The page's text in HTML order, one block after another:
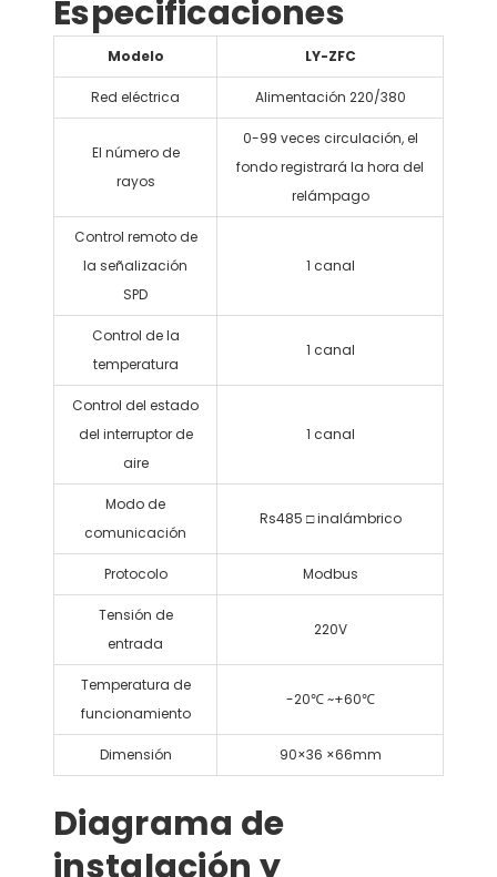
Especificaciones
Modelo LY-ZFC
Red eléctrica Alimentación 220/380
El número de
rayos
0-99 veces circulación, el
fondo registrará la hora del
relámpago
Control remoto de
la señalización
SPD
1 canal
Control de la
temperatura
1 canal
Control del estado
del interruptor de
aire
1 canal
Modo de
comunicación
Rs485 □ inalámbrico
Protocolo Modbus
Tensión de
entrada
220V
Temperatura de
funcionamiento
-20℃ ~+60℃
Dimensión 90×36 ×66mm
Diagrama de
instalación y